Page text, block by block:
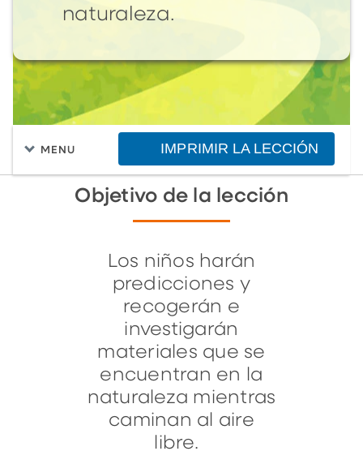
naturaleza.
MENU IMPRIMIR LA LECCIÓN
Objetivo de la lección
Los niños harán
predicciones y
recogerán e
investigarán
materiales que se
encuentran en la
naturaleza mientras
caminan al aire
libre.